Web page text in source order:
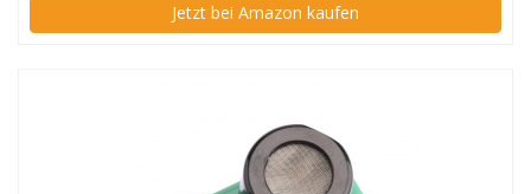
Jetzt bei Amazon kaufen